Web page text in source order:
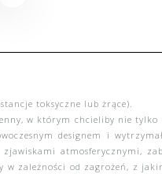
toksyczne lub żrące).
w którym chcieliby nie tylko
designem i
atmosferycznymi,
zależności od zagrożeń, z